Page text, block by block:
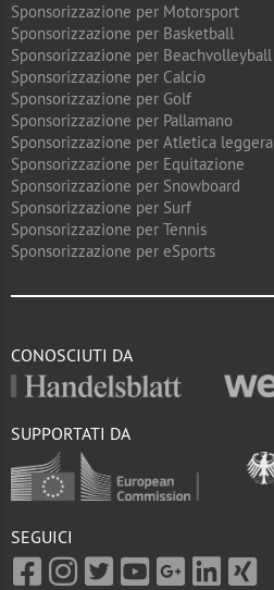
Sponsorizzazione per Motorsport
Sponsorizzazione per Basketball
Sponsorizzazione per Beachvolleyball
Sponsorizzazione per Calcio
Sponsorizzazione per Golf
Sponsorizzazione per Pallamano
Sponsorizzazione per Atletica leggera
Sponsorizzazione per Equitazione
Sponsorizzazione per Snowboard
Sponsorizzazione per Surf
Sponsorizzazione per Tennis
Sponsorizzazione per eSports
CONOSCIUTI DA
SUPPORTATI DA
SEGUICI